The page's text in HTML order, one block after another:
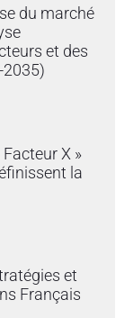
du marché
et des
X »
la
et
Français